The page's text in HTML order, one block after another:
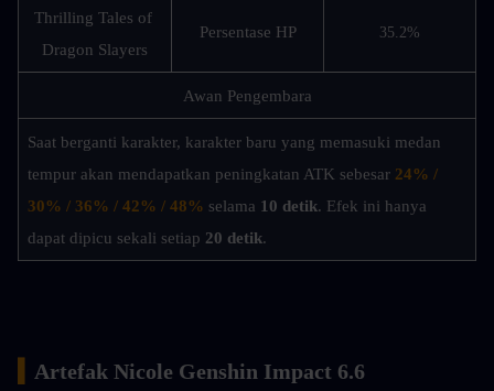
Thrilling Tales of
Dragon Slayers
Persentase HP 35.2%
Awan Pengembara
Saat berganti karakter, karakter baru yang memasuki medan
tempur akan mendapatkan peningkatan ATK sebesar 24% /
30% / 36% / 42% / 48% selama 10 detik. Efek ini hanya
dapat dipicu sekali setiap 20 detik.
Artefak Nicole Genshin Impact 6.6